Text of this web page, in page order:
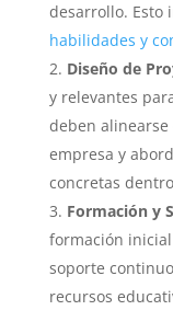
desarrollo. Esto
habilidades y
Diseño de
y relevantes
deben alinearse
empresa y
concretas
Formación y
formación
soporte
recursos